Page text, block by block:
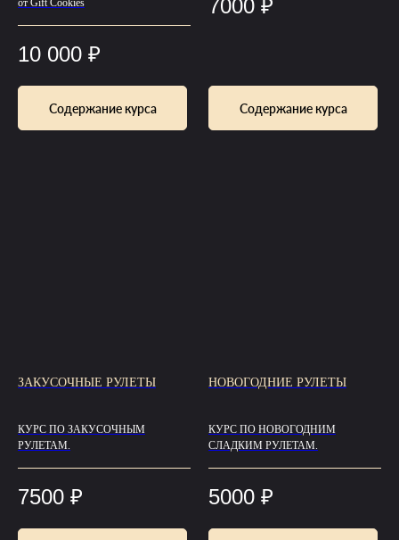
от Gift Cookies
10 000 ₽
Содержание курса
7000 ₽
Содержание курса
ЗАКУСОЧНЫЕ РУЛЕТЫ
КУРС ПО ЗАКУСОЧНЫМ
РУЛЕТАМ.
7500 ₽
НОВОГОДНИЕ РУЛЕТЫ
КУРС ПО НОВОГОДНИМ
СЛАДКИМ РУЛЕТАМ.
5000 ₽